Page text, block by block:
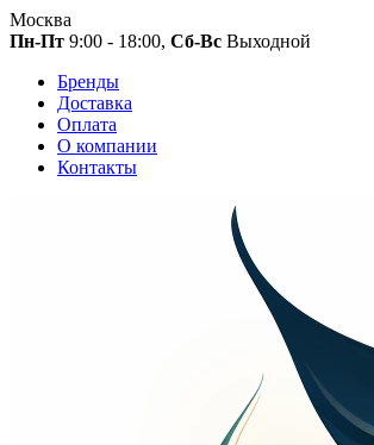
Москва
Пн-Пт 9:00 - 18:00, Сб-Вс Выходной
Бренды
Доставка
Оплата
О компании
Контакты